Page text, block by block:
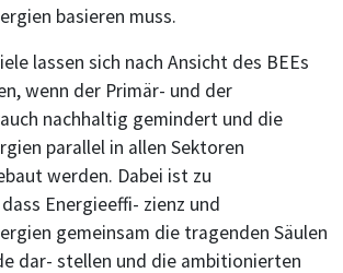
basieren muss.
lassen sich nach Ansicht des BEEs
wenn der Primär- und der
nachhaltig gemindert und die
parallel in allen Sektoren
werden. Dabei ist zu
Energieeffi- zienz und
gemeinsam die tragenden Säulen
dar- stellen und die ambitionierten